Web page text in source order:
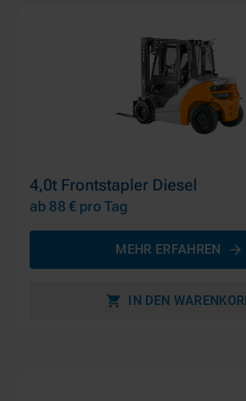
4,0t Frontstapler Diesel
ab 88 € pro Tag
MEHR ERFAHREN
IN DEN